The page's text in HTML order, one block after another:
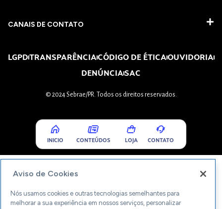
CANAIS DE CONTATO
LGPDTRANSPARÊNCIACÓDIGO DE ÉTICAOUVIDORIA
DENÚNCIASAC
© 2024 Sebrae/PR. Todos os direitos reservados.
INICIO CONTEÚDOS LOJA CONTATO
Aviso de Cookies
Nós usamos cookies e outras tecnologias semelhantes para
melhorar a sua experiência em nossos serviços, personalizar